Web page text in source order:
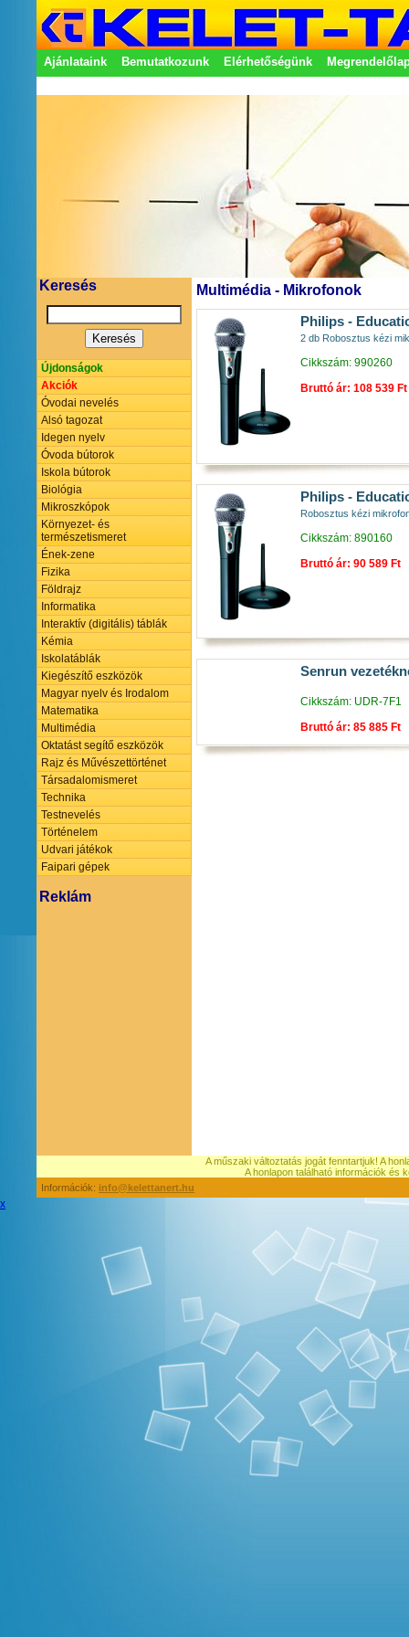
Ajánlataink Bemutatkozunk Elérhetőségünk
Keresés
Újdonságok
Akciók
Óvodai nevelés
Alsó tagozat
Idegen nyelv
Óvoda bútorok
Iskola bútorok
Biológia
Mikroszkópok
Környezet- és
természetismeret
Ének-zene
Fizika
Földrajz
Informatika
Interaktív (digitális) táblák
Kémia
Iskolatáblák
Kiegészítő eszközök
Magyar nyelv és Irodalom
Matematika
Multimédia
Oktatást segítő eszközök
Rajz és Művészettörténet
Társadalomismeret
Technika
Testnevelés
Történelem
Udvari játékok
Faipari gépek
Reklám
Multimédia - Mikrofonok
Philips -
2 db Robosztus kézi
Cikkszám: 990260
Bruttó ár: 108 539 Ft
Philips -
Robosztus kézi
Cikkszám: 890160
Bruttó ár: 90 589 Ft
Senrun
Cikkszám: UDR-7F1
Bruttó ár: 85 885 Ft
A műszaki változtatás jogát fenntartjuk! A
A honlapon található információk és
Információk: info@kelettanert.hu
x